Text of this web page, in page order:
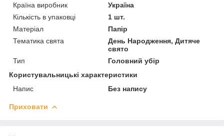
Країна виробник
Україна
Кількість в упаковці
1 шт.
Матеріал
Папір
Тематика свята
День Народження, Дитяче
свято
Тип
Головний убір
Користувальницькі характеристики
Напис
Без напису
Приховати